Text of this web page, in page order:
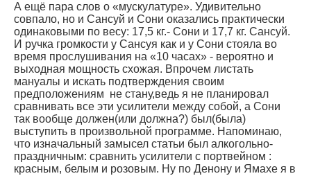
А ещё пара слов о «мускулатуре». Удивительно
совпало, но и Сансуй и Сони оказались практически
одинаковыми по весу: 17,5 кг.- Сони и 17,7 кг. Сансуй.
И ручка громкости у Сансуя как и у Сони стояла во
время прослушивания на «10 часах» - вероятно и
выходная мощность схожая. Впрочем листать
мануалы и искать подтверждения своим
предположениям не стану,ведь я не планировал
сравнивать все эти усилители между собой, а Сони
так вообще должен(или должна?) был(была)
выступить в произвольной программе. Напоминаю,
что изначальный замысел статьи был алкогольно-
праздничным: сравнить усилители с портвейном :
красным, белым и розовым. Ну по Денону и Ямахе я в